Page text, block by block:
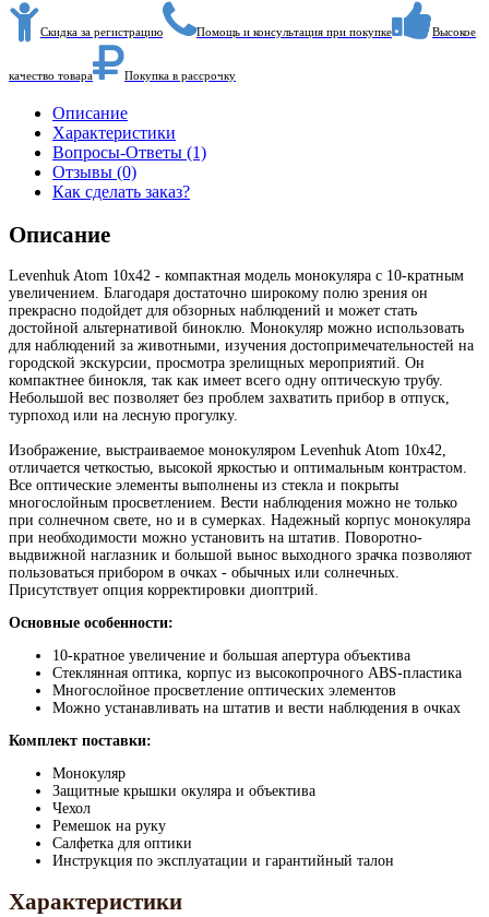
Скидка за регистрацию Помощь и консультация при покупке Высокое
качество товара Покупка в рассрочку
Описание
Характеристики
Вопросы-Ответы (1)
Отзывы (0)
Как сделать заказ?
Описание
Levenhuk Atom 10x42 - компактная модель монокуляра с 10-кратным
увеличением. Благодаря достаточно широкому полю зрения он
прекрасно подойдет для обзорных наблюдений и может стать
достойной альтернативой биноклю. Монокуляр можно использовать
для наблюдений за животными, изучения достопримечательностей на
городской экскурсии, просмотра зрелищных мероприятий. Он
компактнее бинокля, так как имеет всего одну оптическую трубу.
Небольшой вес позволяет без проблем захватить прибор в отпуск,
турпоход или на лесную прогулку.
Изображение, выстраиваемое монокуляром Levenhuk Atom 10x42,
отличается четкостью, высокой яркостью и оптимальным контрастом.
Все оптические элементы выполнены из стекла и покрыты
многослойным просветлением. Вести наблюдения можно не только
при солнечном свете, но и в сумерках. Надежный корпус монокуляра
при необходимости можно установить на штатив. Поворотно-
выдвижной наглазник и большой вынос выходного зрачка позволяют
пользоваться прибором в очках - обычных или солнечных.
Присутствует опция корректировки диоптрий.
Основные особенности:
10-кратное увеличение и большая апертура объектива
Стеклянная оптика, корпус из высокопрочного ABS-пластика
Многослойное просветление оптических элементов
Можно устанавливать на штатив и вести наблюдения в очках
Комплект поставки:
Монокуляр
Защитные крышки окуляра и объектива
Чехол
Ремешок на руку
Салфетка для оптики
Инструкция по эксплуатации и гарантийный талон
Характеристики